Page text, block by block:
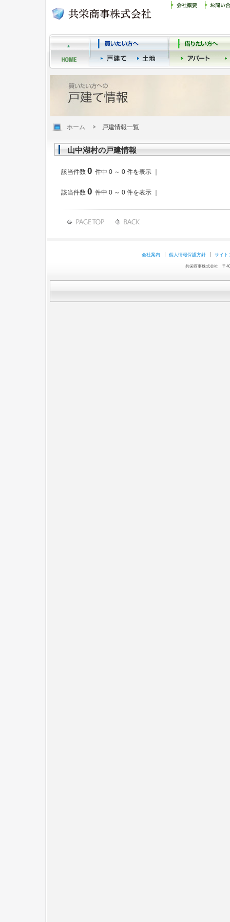
ホーム 戸建情報一覧
山中湖村の戸建情報
該当件数 0 件中 0 ～ 0 件を表示 ｜
該当件数 0 件中 0 ～ 0 件を表示 ｜
会社案内 個人情報保護方針 サイト
共栄商事株式会社 〒